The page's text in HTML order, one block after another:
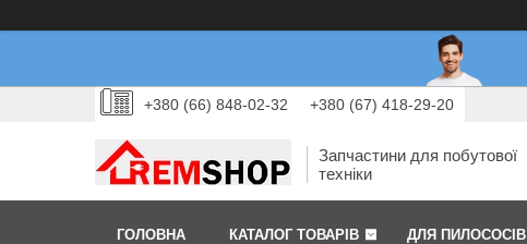
+380 (66) 848-02-32 +380 (67) 418-29-20
Запчастини для побутової
техніки
ГОЛОВНА КАТАЛОГ ТОВАРІВ ДЛЯ ПИЛОСОСІВ